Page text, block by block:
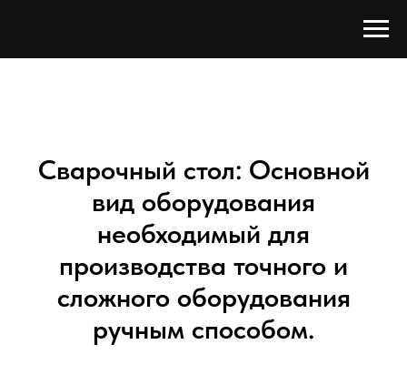
Сварочный стол: Основной
вид оборудования
необходимый для
производства точного и
сложного оборудования
ручным способом.